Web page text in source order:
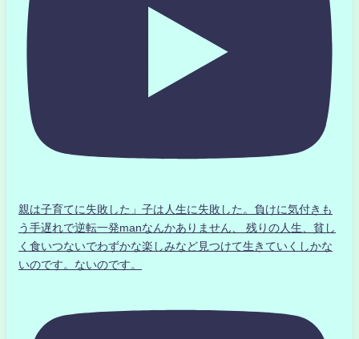
親は子育てに失敗した」子は人生に失敗した。負けに気付きも
う手遅れで逆転一発manなんかありません、 残りの人生、貧し
く食いつないでわずかな楽しみなど見つけて生きていくしかな
いのです。ないのです。